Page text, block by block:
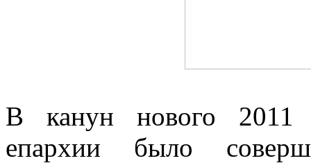
В канун нового 2011
епархии было